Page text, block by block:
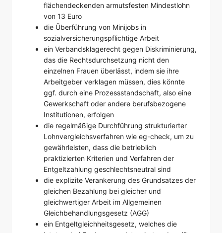
flächendeckenden armutsfesten Mindestlohn
von 13 Euro
die Überführung von Minijobs in
sozialversicherungspflichtige Arbeit
ein Verbandsklagerecht gegen Diskriminierung,
das die Rechtsdurchsetzung nicht den
einzelnen Frauen überlässt, indem sie ihre
Arbeitgeber verklagen müssen, dies könnte
ggf. durch eine Prozessstandschaft, also eine
Gewerkschaft oder andere berufsbezogene
Institutionen, erfolgen
die regelmäßige Durchführung strukturierter
Lohnvergleichsverfahren wie eg-check, um zu
gewährleisten, dass die betrieblich
praktizierten Kriterien und Verfahren der
Entgeltzahlung geschlechtsneutral sind
die explizite Verankerung des Grundsatzes der
gleichen Bezahlung bei gleicher und
gleichwertiger Arbeit im Allgemeinen
Gleichbehandlungsgesetz (AGG)
ein Entgeltgleichheitsgesetz, welches die